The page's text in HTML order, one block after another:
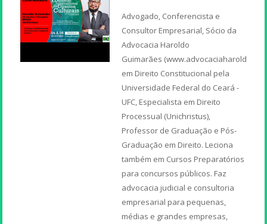
Advogado, Conferencista e
Consultor Empresarial, Sócio da
Advocacia Haroldo
Guimarães
em Direito Constitucional pela
Universidade Federal do Ceará -
UFC, Especialista em Direito
Processual (Unichristus),
Professor de Graduação e Pós-
Graduação em Direito. Leciona
também em Cursos Preparatórios
para concursos públicos. Faz
advocacia judicial e consultoria
empresarial para pequenas,
médias e grandes empresas,